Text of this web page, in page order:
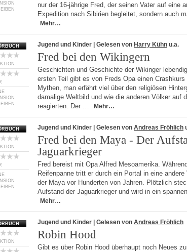
nur der 16-jährige Fred, der seinen Vater auf eine
Expedition nach Sibirien begleitet, sondern auch
Mehr…
Jugend und Kinder | Gelesen von Harry Kühn u.a.
Fred bei den Wikingern
Geschichten und Geschichte der Wikinger
ersten Teil gibt es von Freds Opa einen Crashkurs
Mythen, man erfährt viel über den religiösen
damalige Weltbild und wie die anderen Völker auf
reagierten. Der …
Mehr…
Jugend und Kinder | Gelesen von Andreas Fröhlich
Fred bei den Maya - Der
Jaguarkrieger
Fred bereist mit Opa Alfred Mesoamerika.
Reifenpanne tritt er durch ein Portal in eine
der Maya vor Hunderten von Jahren. Plötzlich
Aufstand der Jaguarkrieger und wird in ein
Mehr…
Jugend und Kinder | Gelesen von Andreas Fröhlich
Robin Hood
Gibt es über Robin Hood überhaupt noch Neues